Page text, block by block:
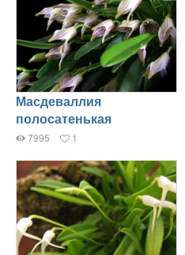
Масдеваллия
полосатенькая
7995 1